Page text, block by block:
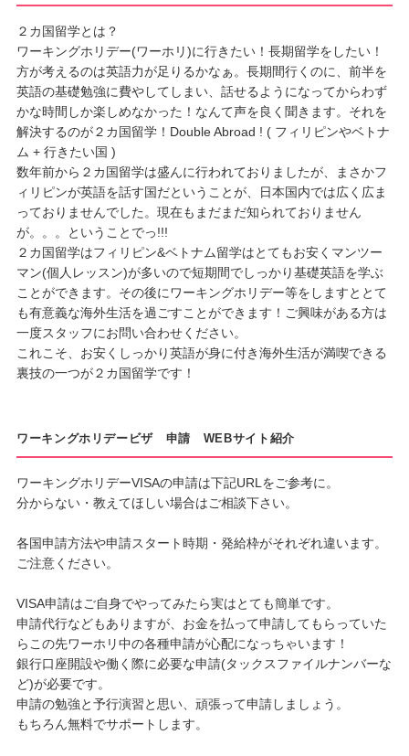
２カ国留学とは？
ワーキングホリデー(ワーホリ)に行きたい！長期留学をしたい！
方が考えるのは英語力が足りるかなぁ。長期間行くのに、前半を
英語の基礎勉強に費やしてしまい、話せるようになってからわず
かな時間しか楽しめなかった！なんて声を良く聞きます。それを
解決するのが２カ国留学！Double Abroad ! ( フィリピンやベトナ
ム + 行きたい国 )
数年前から２カ国留学は盛んに行われておりましたが、まさかフ
ィリピンが英語を話す国だということが、日本国内では広く広ま
っておりませんでした。現在もまだまだ知られておりません
が。。。ということでっ!!!
２カ国留学はフィリピン&ベトナム留学はとてもお安くマンツー
マン(個人レッスン)が多いので短期間でしっかり基礎英語を学ぶ
ことができます。その後にワーキングホリデー等をしますととて
も有意義な海外生活を過ごすことができます！ご興味がある方は
一度スタッフにお問い合わせください。
これこそ、お安くしっかり英語が身に付き海外生活が満喫できる
裏技の一つが２カ国留学です！
ワーキングホリデービザ 申請 WEBサイト紹介
ワーキングホリデーVISAの申請は下記URLをご参考に。
分からない・教えてほしい場合はご相談下さい。
各国申請方法や申請スタート時期・発給枠がそれぞれ違います。
ご注意ください。
VISA申請はご自身でやってみたら実はとても簡単です。
申請代行などもありますが、お金を払って申請してもらっていた
らこの先ワーホリ中の各種申請が心配になっちゃいます！
銀行口座開設や働く際に必要な申請(タックスファイルナンバーな
ど)が必要です。
申請の勉強と予行演習と思い、頑張って申請しましょう。
もちろん無料でサポートします。